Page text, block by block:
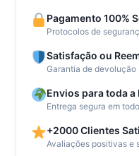
42m2
Promoção!
Pagamento 100%
Protocolos de
Satisfação ou
Garantia de
Envios para toda a
Entrega segura em
+2000 Clientes
Avaliações positivas e